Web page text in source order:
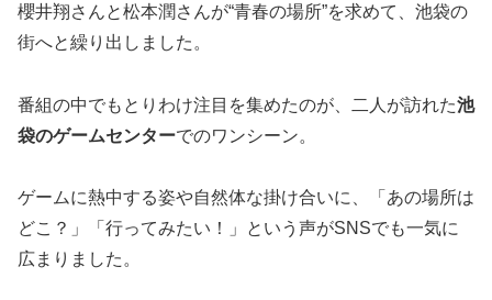
櫻井翔さんと松本潤さんが“青春の場所”を求めて、池袋の
街へと繰り出しました。
番組の中でもとりわけ注目を集めたのが、二人が訪れた池
袋のゲームセンターでのワンシーン。
ゲームに熱中する姿や自然体な掛け合いに、「あの場所は
どこ？」「行ってみたい！」という声がSNSでも一気に
広まりました。